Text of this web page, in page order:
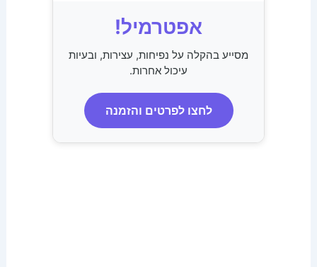
אפטרמיל!
מסייע בהקלה על נפיחות, עצירות, ובעיות
עיכול אחרות.
לחצו לפרטים והזמנה